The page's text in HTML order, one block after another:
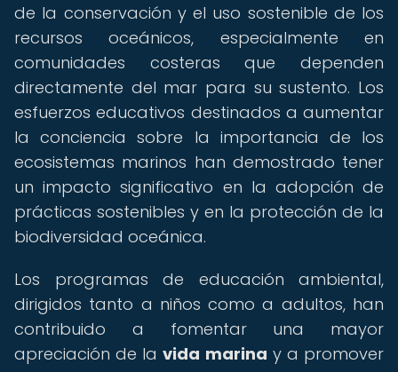
de la conservación y el uso sostenible de los
recursos oceánicos, especialmente en
comunidades costeras que dependen
directamente del mar para su sustento. Los
esfuerzos educativos destinados a aumentar
la conciencia sobre la importancia de los
ecosistemas marinos han demostrado tener
un impacto significativo en la adopción de
prácticas sostenibles y en la protección de la
biodiversidad oceánica.
Los programas de educación ambiental,
dirigidos tanto a niños como a adultos, han
contribuido a fomentar una mayor
apreciación de lavida marina y a promover